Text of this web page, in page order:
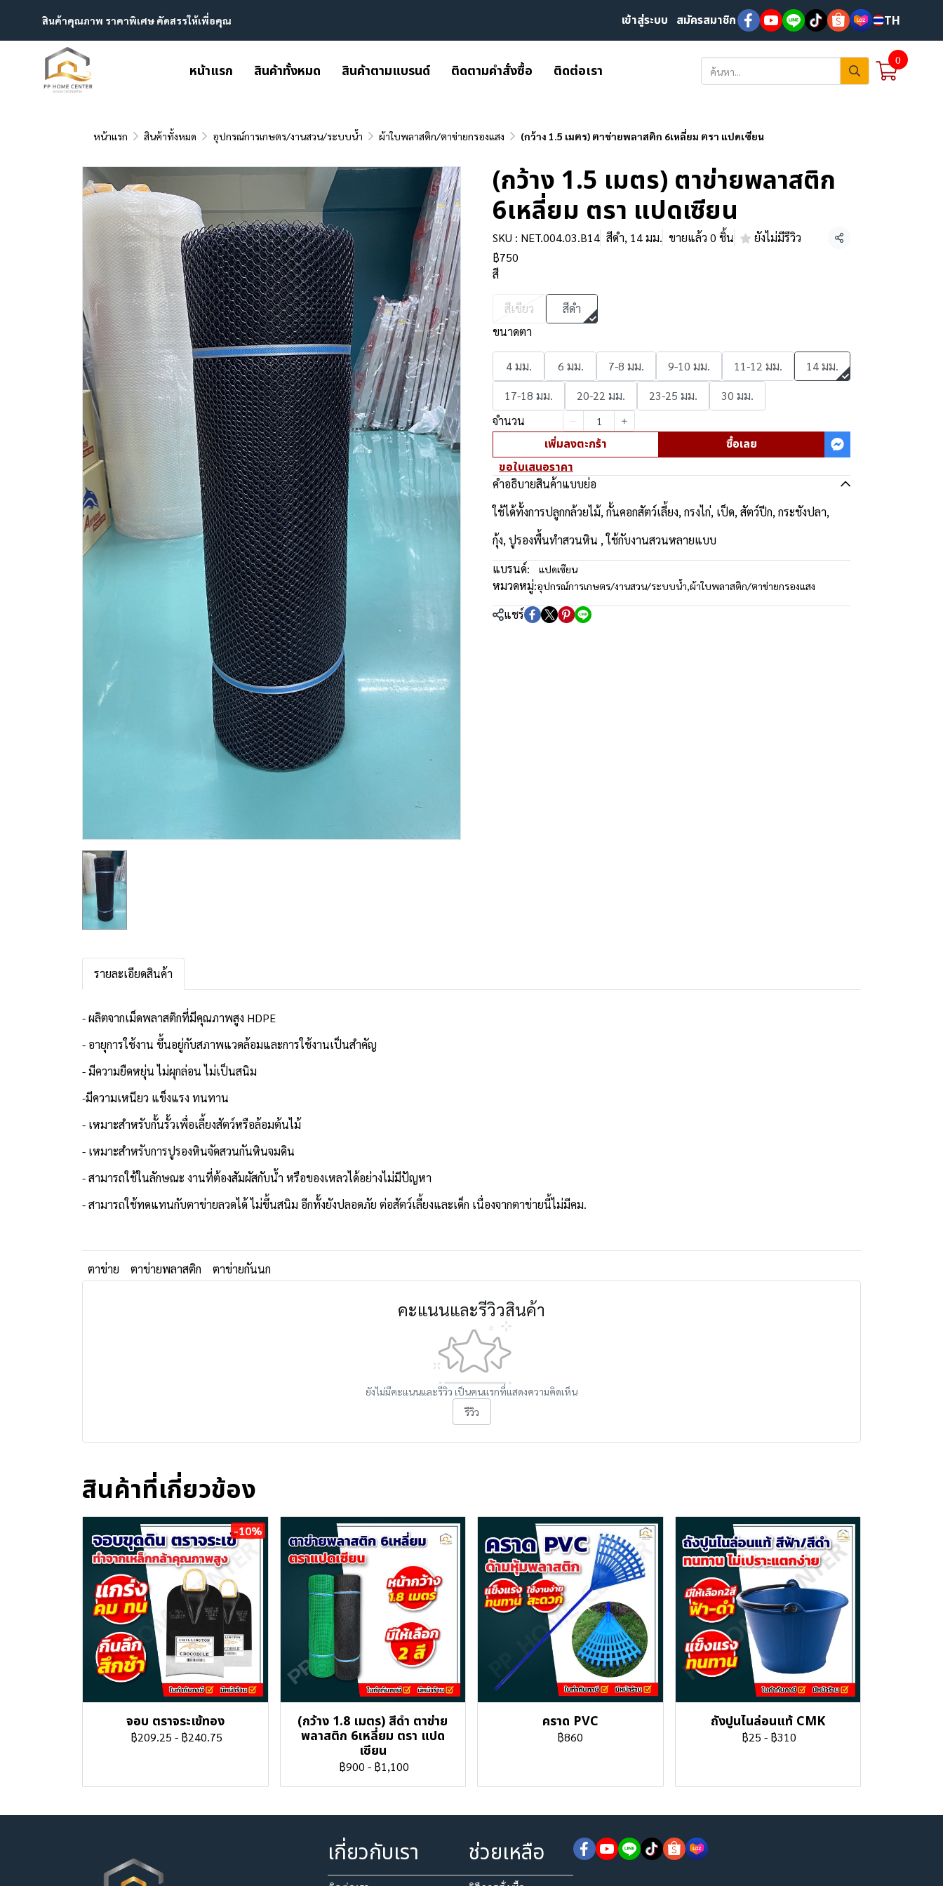
สินค้าคุณภาพ ราคาพิเศษ คัดสรรให้เพื่อคุณ เข้าสู่ระบบ สมัครสมาชิก TH
หน้าแรก สินค้าทั้งหมด สินค้าตามแบรนด์ ติดตามคำสั่งซื้อ ติดต่อเรา
0
หน้าแรก สินค้าทั้งหมด อุปกรณ์การเกษตร/งานสวน/ระบบน้ำ ผ้าใบพลาสติก/ตาข่ายกรองแสง (กว้าง 1.5 เมตร) ตาข่ายพลาสติก 6เหลี่ยม ตรา แปดเซียน
(กว้าง 1.5 เมตร) ตาข่ายพลาสติก
6เหลี่ยม ตรา แปดเซียน
SKU : NET.004.03.B14 สีดำ, 14 มม. ขายแล้ว 0 ชิ้น ยังไม่มีรีวิว แชร์
฿750
สี
สีเขียว
สีดำ
ขนาดตา
4 มม. 6 มม. 7-8 มม. 9-10 มม. 11-12 มม.
14 มม.
17-18 มม.
20-22 มม. 23-25 มม.
30 มม.
จำนวน
เพิ่มลงตะกร้า
ซื้อเลย
ขอใบเสนอราคา
คำอธิบายสินค้าแบบย่อ
ใช้ได้ทั้งการปลูกกล้วยไม้, กั้นคอกสัตว์เลี้ยง, กรงไก่, เป็ด, สัตว์ปีก, กระชังปลา,
กุ้ง, ปูรองพื้นทำสวนหิน , ใช้กับงานสวนหลายแบบ
แบรนด์:
แปดเซียน
หมวดหมู่:อุปกรณ์การเกษตร/งานสวน/ระบบน้ำ,ผ้าใบพลาสติก/ตาข่ายกรองแสง
แชร์
รายละเอียดสินค้า
- ผลิตจากเม็ดพลาสติกที่มีคุณภาพสูง HDPE
- อายุการใช้งาน ขึ้นอยู่กับสภาพแวดล้อมและการใช้งานเป็นสำคัญ
- มีความยืดหยุ่น ไม่ผุกล่อน ไม่เป็นสนิม
-มีความเหนียว แข็งแรง ทนทาน
- เหมาะสำหรับกั้นรั้วเพื่อเลี้ยงสัตว์หรือล้อมต้นไม้
- เหมาะสำหรับการปูรองหินจัดสวนกันหินจมดิน
- สามารถใช้ในลักษณะ งานที่ต้องสัมผัสกับน้ำ หรือของเหลวได้อย่างไม่มีปัญหา
- สามารถใช้ทดแทนกับตาข่ายลวดได้ ไม่ขึ้นสนิม อีกทั้งยังปลอดภัย ต่อสัตว์เลี้ยงและเด็ก เนื่องจากตาข่ายนี้ไม่มีคม.
ตาข่าย ตาข่ายพลาสติก ตาข่ายกันนก
คะแนนและรีวิวสินค้า
ยังไม่มีคะแนนและรีวิว เป็นคนแรกที่แสดงความคิดเห็น
รีวิว
สินค้าที่เกี่ยวข้อง
-10%
จอบ ตราจระเข้ทอง
฿209.25 - ฿240.75
(กว้าง 1.8 เมตร) สีดำ ตาข่าย
พลาสติก 6เหลี่ยม ตรา แปด
เซียน
฿900 - ฿1,100
คราด PVC
฿860
ถังปูนไนล่อนแท้ CMK
฿25 - ฿310
เกี่ยวกับเรา ช่วยเหลือ